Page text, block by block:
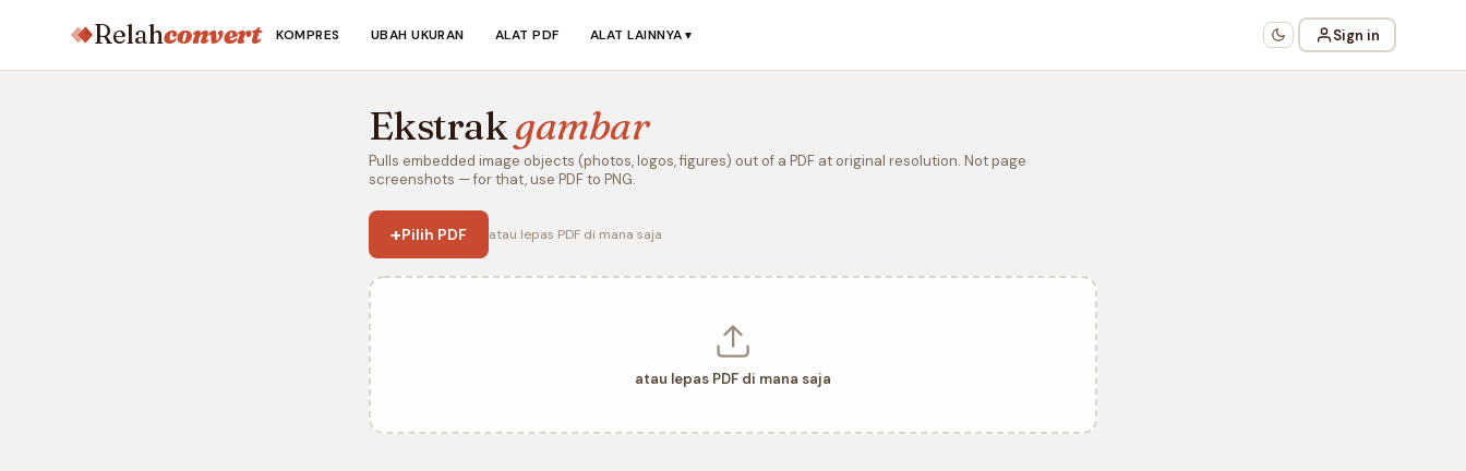
Relahconvert KOMPRES UBAH UKURAN ALAT PDF ALAT LAINNYA ▼ Sign in
Ekstrakgambar
Pulls embedded image objects (photos, logos, figures) out of a PDF at original resolution. Not page
screenshots — for that, use PDF to PNG.
+Pilih PDF atau lepas PDF di mana saja
atau lepas PDF di mana saja